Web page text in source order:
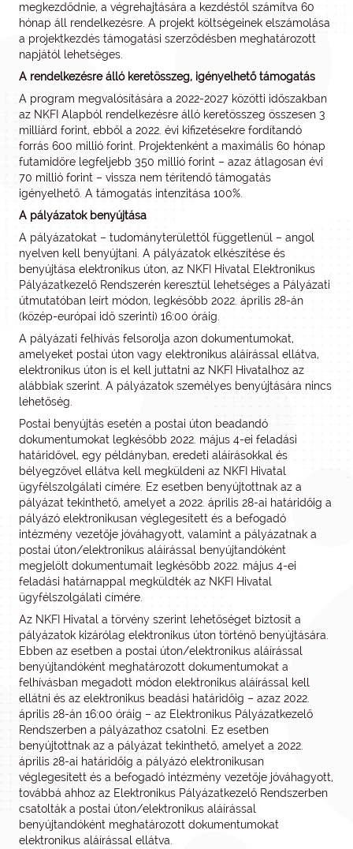
megkezdődnie, a végrehajtására a kezdéstől számítva 60
hónap áll rendelkezésre. A projekt költségeinek elszámolása
a projektkezdés támogatási szerződésben meghatározott
napjától lehetséges.
A rendelkezésre álló keretösszeg, igényelhető támogatás
A program megvalósítására a 2022-2027 közötti időszakban
az NKFI Alapból rendelkezésre álló keretösszeg összesen 3
milliárd forint, ebből a 2022. évi kifizetésekre fordítandó
forrás 600 millió forint. Projektenként a maximális 60 hónap
futamidőre legfeljebb 350 millió forint – azaz átlagosan évi
70 millió forint – vissza nem térítendő támogatás
igényelhető. A támogatás intenzitása 100%.
A pályázatok benyújtása
A pályázatokat – tudományterülettől függetlenül – angol
nyelven kell benyújtani. A pályázatok elkészítése és
benyújtása elektronikus úton, az NKFI Hivatal Elektronikus
Pályázatkezelő Rendszerén keresztül lehetséges a Pályázati
útmutatóban leírt módon, legkésőbb 2022. április 28-án
(közép-európai idő szerinti) 16:00 óráig.
A pályázati felhívás felsorolja azon dokumentumokat,
amelyeket postai úton vagy elektronikus aláírással ellátva,
elektronikus úton is el kell juttatni az NKFI Hivatalhoz az
alábbiak szerint. A pályázatok személyes benyújtására nincs
lehetőség.
Postai benyújtás esetén a postai úton beadandó
dokumentumokat legkésőbb 2022. május 4-ei feladási
határidővel, egy példányban, eredeti aláírásokkal és
bélyegzővel ellátva kell megküldeni az NKFI Hivatal
ügyfélszolgálati címére. Ez esetben benyújtottnak az a
pályázat tekinthető, amelyet a 2022. április 28-ai határidőig a
pályázó elektronikusan véglegesített és a befogadó
intézmény vezetője jóváhagyott, valamint a pályázatnak a
postai úton/elektronikus aláírással benyújtandóként
megjelölt dokumentumait legkésőbb 2022. május 4-ei
feladási határnappal megküldték az NKFI Hivatal
ügyfélszolgálati címére.
Az NKFI Hivatal a törvény szerint lehetőséget biztosít a
pályázatok kizárólag elektronikus úton történő benyújtására.
Ebben az esetben a postai úton/elektronikus aláírással
benyújtandóként meghatározott dokumentumokat a
felhívásban megadott módon elektronikus aláírással kell
ellátni és az elektronikus beadási határidőig – azaz 2022.
április 28-án 16:00 óráig – az Elektronikus Pályázatkezelő
Rendszerben a pályázathoz csatolni. Ez esetben
benyújtottnak az a pályázat tekinthető, amelyet a 2022.
április 28-ai határidőig a pályázó elektronikusan
véglegesített és a befogadó intézmény vezetője jóváhagyott,
továbbá ahhoz az Elektronikus Pályázatkezelő Rendszerben
csatolták a postai úton/elektronikus aláírással
benyújtandóként meghatározott dokumentumokat
elektronikus aláírással ellátva.